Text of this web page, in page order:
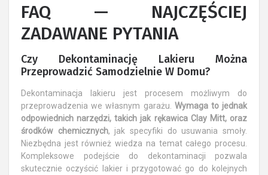
FAQ — NAJCZĘŚCIEJ
ZADAWANE PYTANIA
Czy Dekontaminację Lakieru Można
Przeprowadzić Samodzielnie W Domu?
Dekontaminacja lakieru jest procesem możliwym do
przeprowadzenia we własnym garażu. Wymaga to jednak
odpowiednich narzędzi, takich jak rękawica Clay Mitt, oraz
środków chemicznych, jak specyfiki do usuwania smoły.
Niezbędna jest również wiedza na temat całego procesu.
Kompleksowe podejście do dekontaminacji pozwala
skutecznie oczyścić lakier i przygotować go do kolejnych